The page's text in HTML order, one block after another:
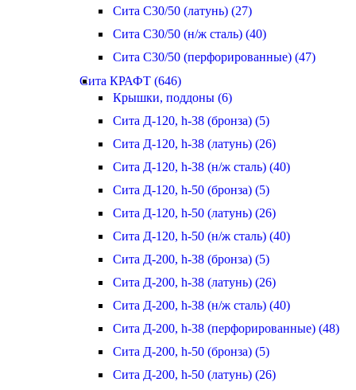
Сита С30/50 (латунь) (27)
Сита С30/50 (н/ж сталь) (40)
Сита С30/50 (перфорированные) (47)
Сита КРАФТ (646)
Крышки, поддоны (6)
Сита Д-120, h-38 (бронза) (5)
Сита Д-120, h-38 (латунь) (26)
Сита Д-120, h-38 (н/ж сталь) (40)
Сита Д-120, h-50 (бронза) (5)
Сита Д-120, h-50 (латунь) (26)
Сита Д-120, h-50 (н/ж сталь) (40)
Сита Д-200, h-38 (бронза) (5)
Сита Д-200, h-38 (латунь) (26)
Сита Д-200, h-38 (н/ж сталь) (40)
Сита Д-200, h-38 (перфорированные) (48)
Сита Д-200, h-50 (бронза) (5)
Сита Д-200, h-50 (латунь) (26)